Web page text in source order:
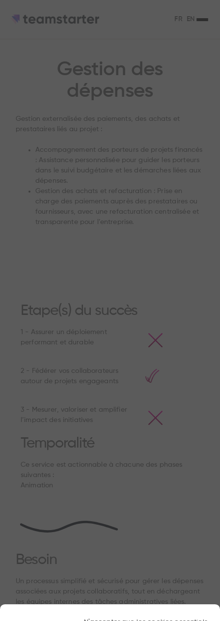
FR EN
Gestion des
dépenses
Gestion externalisée des paiements, des achats et
prestataires liés au projet :
Accompagnement des porteurs de projets financés
: Assistance personnalisée pour guider les porteurs
dans le suivi budgétaire et les démarches liées aux
dépenses.
Gestion des achats et refacturation : Prise en
charge des paiements auprès des prestataires ou
fournisseurs, avec une refacturation centralisée et
transparente pour l’entreprise.
Etape(s) du succès
1 - Assurer un déploiement
performant et durable
2 - Fédérer vos collaborateurs
autour de projets engageants
3 - Mesurer, valoriser et amplifier
l’impact des initiatives
Temporalité
Ce service est actionnable à chacune des phases
suivantes :
Animation
Besoin
Un processus simplifié et sécurisé pour gérer les dépenses
associées aux projets collaboratifs, tout en déchargeant
les équipes internes des tâches administratives liées.